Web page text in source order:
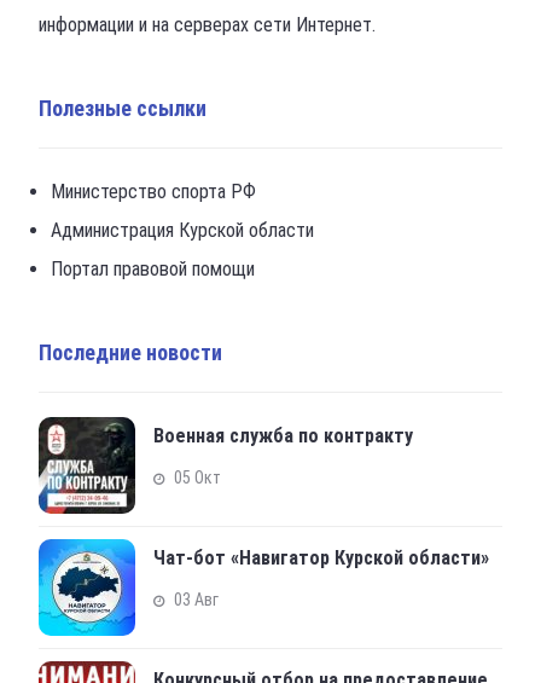
информации и на серверах сети Интернет.
Полезные ссылки
Министерство спорта РФ
Администрация Курской области
Портал правовой помощи
Последние новости
Военная служба по контракту
05 Окт
Чат-бот «Навигатор Курской области»
03 Авг